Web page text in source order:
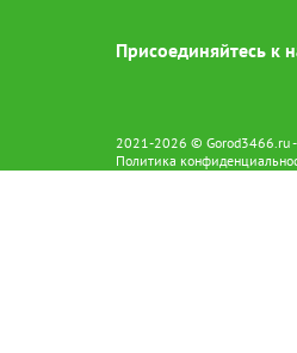
Присоединяйтесь к
2021-2026 © Gorod3466.ru -
Политика